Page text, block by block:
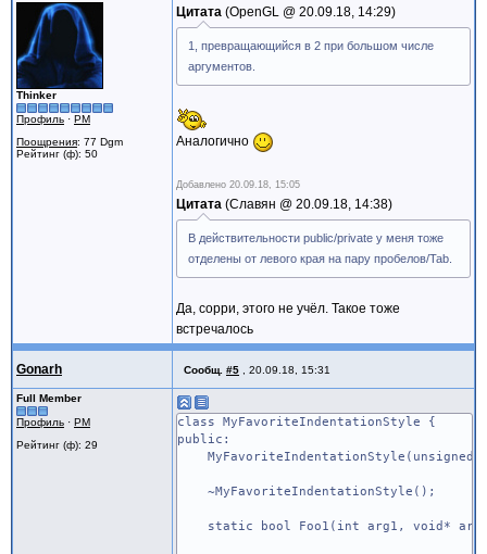
Thinker
Профиль · PM
Поощрения: 77 Dgm
Рейтинг (ф): 50
Цитата OpenGL @ 20.09.18, 14:29
1, превращающийся в 2 при большом числе
аргументов.
Аналогично
Добавлено 20.09.18, 15:05
Цитата Славян @ 20.09.18, 14:38
В действительности public/private у меня тоже
отделены от левого края на пару пробелов/Tab.
Да, сорри, этого не учёл. Такое тоже
встречалось
Gonarh Сообщ. #5 20.09.18, 15:31
Full Member
Профиль · PM
Рейтинг (ф): 29
class MyFavoriteIndentationStyle {
public:
MyFavoriteIndentationStyle(unsigned
~MyFavoriteIndentationStyle();
static bool Foo1(int arg1, void*